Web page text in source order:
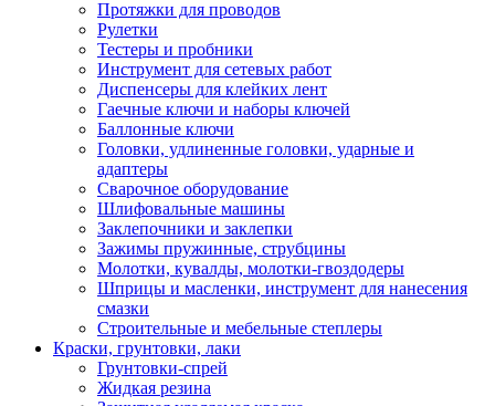
Протяжки для проводов
Рулетки
Тестеры и пробники
Инструмент для сетевых работ
Диспенсеры для клейких лент
Гаечные ключи и наборы ключей
Баллонные ключи
Головки, удлиненные головки, ударные и
адаптеры
Сварочное оборудование
Шлифовальные машины
Заклепочники и заклепки
Зажимы пружинные, струбцины
Молотки, кувалды, молотки-гвоздодеры
Шприцы и масленки, инструмент для нанесения
смазки
Строительные и мебельные степлеры
Краски, грунтовки, лаки
Грунтовки-спрей
Жидкая резина